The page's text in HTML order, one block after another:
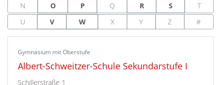
N
O P Q R S
T
U
V W X Y Z #
Gymnasium mit Oberstufe
Albert-Schweitzer-Schule Sekundarstufe I
Schillerstraße 1